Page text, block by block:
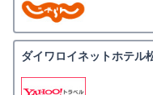
ダイワロイネットホテル